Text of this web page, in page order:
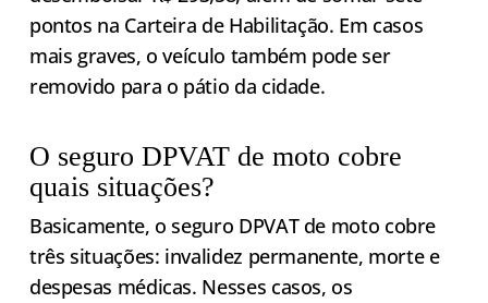
pontos na Carteira de Habilitação. Em casos
mais graves, o veículo também pode ser
removido para o pátio da cidade.
O seguro DPVAT de moto cobre
quais situações?
Basicamente, o seguro DPVAT de moto cobre
três situações: invalidez permanente, morte e
despesas médicas. Nesses casos, os